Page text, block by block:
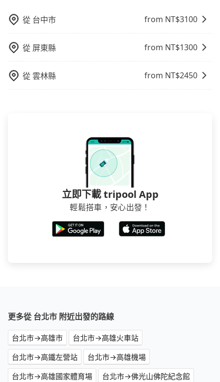
從 台中市 from NT$3100
從 屏東縣 from NT$1300
從雲林縣 from NT$2450
立即下載 tripool App
輕鬆搭車，安心出發！
更多從 台北市 附近出發的路線
台北市→高雄市
台北市→高雄火車站
台北市→高鐵左營站
台北市→高雄機場
台北市→高雄國家體育場
台北市→佛光山佛陀紀念館